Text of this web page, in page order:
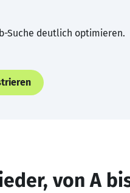
Suche deutlich optimieren.
von A